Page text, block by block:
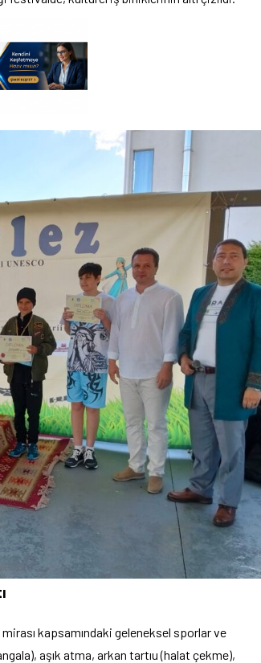
kapsamındaki geleneksel sporlar ve
aşık atma, arkan tartıu (halat çekme),